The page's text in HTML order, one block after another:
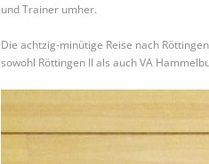
und Trainer umher.
Die achtzig-minütige Reise nach
sowohl Röttingen II als auch VA